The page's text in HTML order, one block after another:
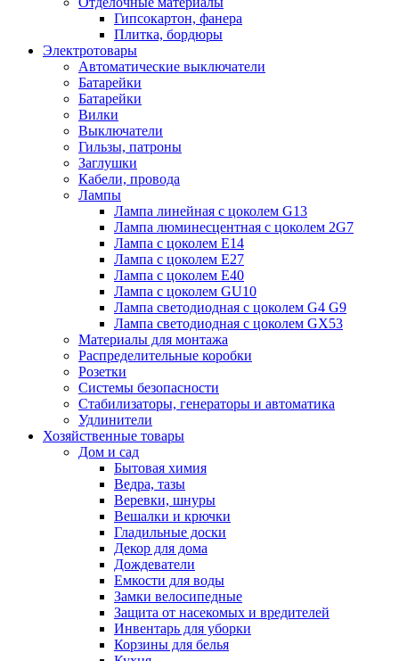
Гипсокартон, фанера
Плитка, бордюры
Электротовары
Автоматические выключатели
Батарейки
Батарейки
Вилки
Выключатели
Гильзы, патроны
Заглушки
Кабели, провода
Лампы
Лампа линейная с цоколем G13
Лампа люминесцентная с цоколем 2G7
Лампа с цоколем E14
Лампа с цоколем E27
Лампа с цоколем E40
Лампа с цоколем GU10
Лампа светодиодная с цоколем G4 G9
Лампа светодиодная с цоколем GX53
Материалы для монтажа
Распределительные коробки
Розетки
Системы безопасности
Стабилизаторы, генераторы и автоматика
Удлинители
Хозяйственные товары
Дом и сад
Бытовая химия
Ведра, тазы
Веревки, шнуры
Вешалки и крючки
Гладильные доски
Декор для дома
Дождеватели
Емкости для воды
Замки велосипедные
Защита от насекомых и вредителей
Инвентарь для уборки
Корзины для белья